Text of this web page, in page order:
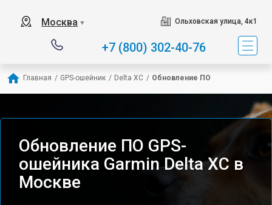
Москва ▼ Ольховская улица, 4к1
+7 (800) 302-40-76
Главная / GPS-ошейник / Delta XC / Обновление ПО
Обновление ПО GPS-
ошейника Garmin Delta XC в
Москве